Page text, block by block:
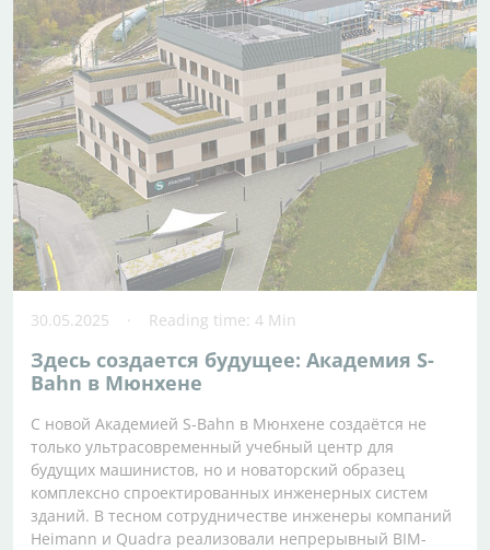
30.05.2025 Reading time: 4 Min
Здесь создается будущее: Академия S-
Bahn в Мюнхене
С новой Академией S-Bahn в Мюнхене создаётся не
только ультрасовременный учебный центр для
будущих машинистов, но и новаторский образец
комплексно спроектированных инженерных систем
зданий. В тесном сотрудничестве инженеры компаний
Heimann и Quadra реализовали непрерывный BIM-